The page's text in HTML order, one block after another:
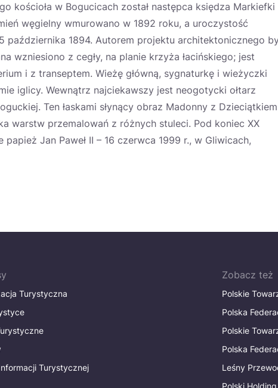
kościoła w Bogucicach został następca księdza Markiefki
węgielny wmurowano w 1892 roku, a uroczystość
października 1894. Autorem projektu architektonicznego
wzniesiono z cegły, na planie krzyża łacińskiego; jest
i z transeptem. Wieżę główną, sygnaturkę i wieżyczki
iglicy. Wewnątrz najciekawszy jest neogotycki ołtarz
Ten łaskami słynący obraz Madonny z Dzieciątkiem
warstw przemalowań z różnych stuleci. Pod koniec XX
Jan Paweł II – 16 czerwca 1999 r., w Gliwicach,
Turystyczna
Turystycznej
Zobacz też
Polskie
Polska
Polskie
Polska
Leśny
Polski